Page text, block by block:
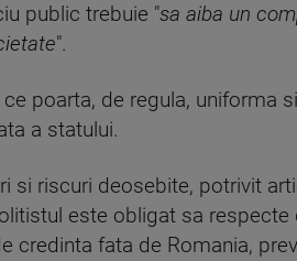
public trebuie "sa aiba un
".
poarta, de regula, uniforma
a statului.
si riscuri deosebite, potrivit
este obligat sa respecte
credinta fata de Romania,